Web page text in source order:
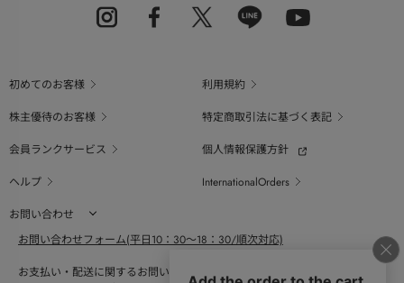
初めてのお客様
利用規約
株主優待のお客様
特定商取引法に基づく表記
会員ランクサービス
個人情報保護方針
ヘルプ
InternationalOrders
お問い合わせ
お問い合わせフォーム(平日10：30～18：30/順次対応)
お支払い・配送に関するお問い合わせ（平日10：30～18：00）